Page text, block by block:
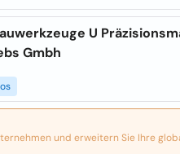
U
Gmbh
und erweitern Sie Ihre